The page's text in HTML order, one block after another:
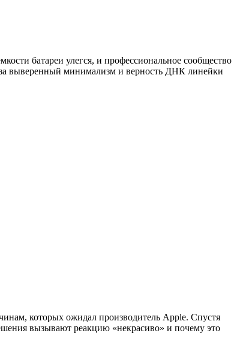
батареи улегся, и профессиональное сообщество
выверенный минимализм и верность ДНК линейки
которых ожидал производитель Apple. Спустя
вызывают реакцию «некрасиво» и почему это